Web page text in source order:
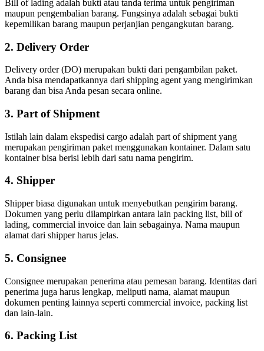
Bill of lading adalah bukti atau tanda terima untuk pengiriman
maupun pengembalian barang. Fungsinya adalah sebagai bukti
kepemilikan barang maupun perjanjian pengangkutan barang.
2. Delivery Order
Delivery order (DO) merupakan bukti dari pengambilan paket.
Anda bisa mendapatkannya dari shipping agent yang mengirimkan
barang dan bisa Anda pesan secara online.
3. Part of Shipment
Istilah lain dalam ekspedisi cargo adalah part of shipment yang
merupakan pengiriman paket menggunakan kontainer. Dalam satu
kontainer bisa berisi lebih dari satu nama pengirim.
4. Shipper
Shipper biasa digunakan untuk menyebutkan pengirim barang.
Dokumen yang perlu dilampirkan antara lain packing list, bill of
lading, commercial invoice dan lain sebagainya. Nama maupun
alamat dari shipper harus jelas.
5. Consignee
Consignee merupakan penerima atau pemesan barang. Identitas dari
penerima juga harus lengkap, meliputi nama, alamat maupun
dokumen penting lainnya seperti commercial invoice, packing list
dan lain-lain.
6. Packing List